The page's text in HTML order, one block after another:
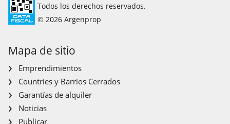
Todos los derechos reservados.
© 2026 Argenprop
Mapa de sitio
Emprendimientos
Countries y Barrios Cerrados
Garantías de alquiler
Noticias
Publicar